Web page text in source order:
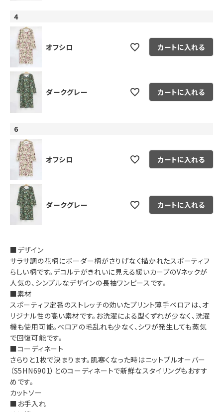
4
オフシロ カートに入れる
ダークグレー カートに入れる
6
オフシロ カートに入れる
ダークグレー カートに入れる
■デザイン
サラサ調の花柄にボーダー柄がさりげなく描かれたスポーティフ
らしい柄です。デコルテがきれいに見える緩いカーブのVネックが
人気の、シンプルなデザインの長袖ワンピースです。
■素材
スポーティフ定番のストレッチの効いたプリント薄手ベロアは、オ
リジナル性の高い素材です。お洗濯による型くずれが少なく、洗濯
機も使用可能。ベロアの毛乱れも少なく、シワが発生しても蒸気
で回復可能です。
■コーディネート
さらりと1枚で決まります。肌寒くなった時はニットプルオーバー
（S5HN6901）とのコーディネートで新鮮なスタイリングもおすす
めです。
カットソー
■お手入れ